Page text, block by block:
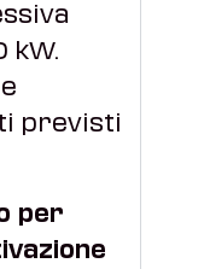
kW.
previsti
per